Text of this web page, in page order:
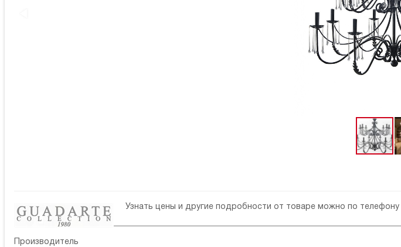
Узнать цены и другие подробности от товаре можно по телефону
Производитель